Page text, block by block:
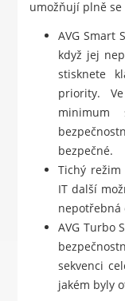
umožňují plně
AVG Smart
když jej
stisknete
priority.
minimum
bezpečné.
Tichý
IT další
nepotřebná
AVG Turbo
sekvenci
jakém byly